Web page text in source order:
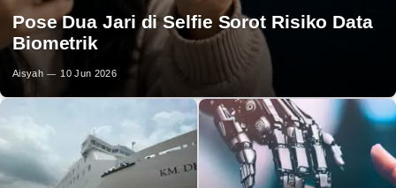
Pose Dua Jari di Selfie Sorot Risiko Data
Biometrik
Aisyah 10 Jun 2026